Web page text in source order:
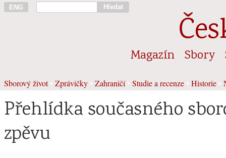
ENG Hledat
Magazín Sbory
Sborový život• Zprávičky Zahraničí• Studie a recenze Historie
Přehlídka současného
zpěvu